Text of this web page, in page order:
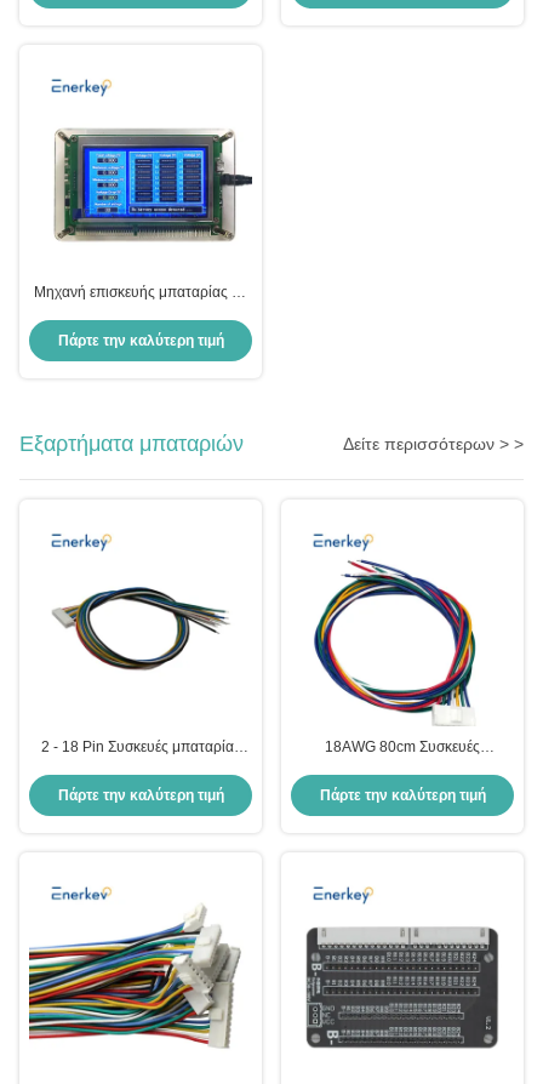
Μηχανή επισκευής μπαταρίας Li-
μέτρησης τάσης
Πάρτε την καλύτερη τιμή
Εξαρτήματα μπαταριών Δείτε περισσότερων > >
2 - 18 Pin Συσκευές μπαταρίας
Σύνολο συνδέσμου καλωδίου
Πάρτε την καλύτερη τιμή
18AWG 80cm Συσκευές
4/5/6/7/8/9/10/11/12/13 Pin
VH3.96 Συνδέτης καλωδίου
Πάρτε την καλύτερη τιμή